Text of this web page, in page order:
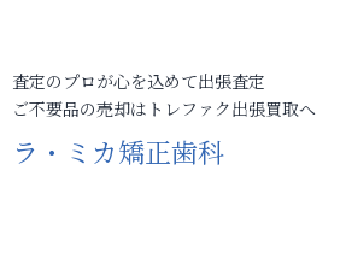
査定のプロが心を込めて出張査定
ご不要品の売却はトレファク出張買取へ
ラ・ミカ矯正歯科